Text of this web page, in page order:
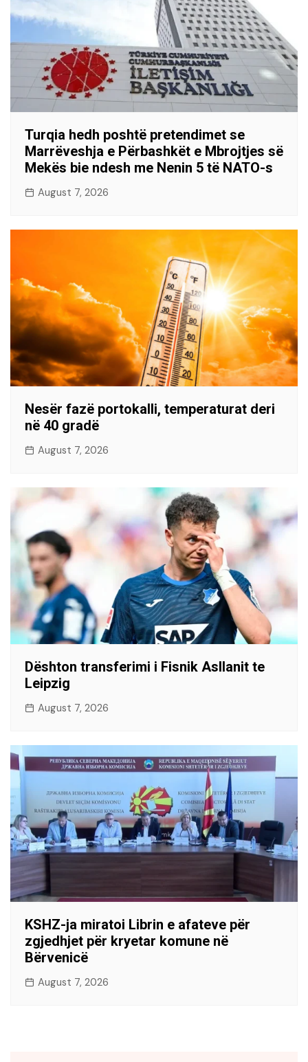
Turqia hedh poshtë pretendimet se
Marrëveshja e Përbashkët e Mbrojtjes së
Mekës bie ndesh me Nenin 5 të NATO-s
August 7, 2026
Nesër fazë portokalli, temperaturat deri
në 40 gradë
August 7, 2026
Dështon transferimi i Fisnik Asllanit te
Leipzig
August 7, 2026
KSHZ-ja miratoi Librin e afateve për
zgjedhjet për kryetar komune në
Bërvenicë
August 7, 2026